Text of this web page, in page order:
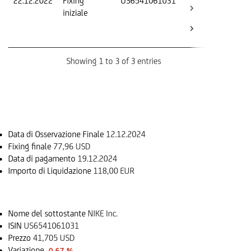
iniziale
Showing 1 to 3 of 3 entries
Data di Osservazione Finale 12.12.2024
Fixing finale 77,96 USD
Data di pagamento 19.12.2024
Importo di Liquidazione 118,00 EUR
Nome del sottostante NIKE Inc.
ISIN US6541061031
Prezzo 41,705 USD